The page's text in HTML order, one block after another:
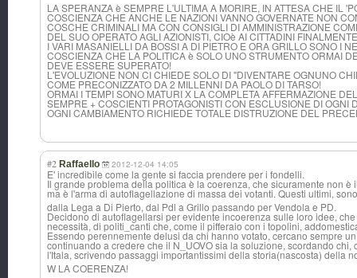
LA SPERANZA è SEMPRE L'ULTIMA A MORIRE, IN ATTESA CHE IL
COSCIENZA CHE ANCHE LE NAZIONI VANNO GOVERNATE NON
COSCHE CRIMINALI MA CON CONSIGLI DI AMMINISTRAZIONE
DEL SUO OPERATO AGLI AZIONISTI, CIOè AI CITTADINI
I VARI MASANIELLI DA BOSSI A DI PIETRO E ORA GRILLO SONO I
COSCIENZA CHE LA POLITICA è SOLO UNO STRUMENTO ORMAI
DEVE ESSERE SUPERATO!
L'EVOLUZIONE NON CI CHIEDE SOLO DI "DIVENTARE OGNUNO
COME PRECONIZZATO DA 2 MILLENNI DA PAOLO DI TARSO!
ORMAI I TEMPI SONO MATURI X LA COMPLETA AFFERMAZIONE
SEMPRE + COSCIENTI PROTAGONISTI CON ESCLUSIONE DI OGNI
OGNI CAMBIAMENTO RICHIEDE TOTALE DISTRUZIONE DEL
#2 Raffaello 2012-12-04 14:05
E' incredibile come la gente si faccia prendere per i fondelli.
Il grande problema della politica è la coerenza, che sicuramente non
ma è l'arma di autoflagellazione di massa dei votanti. Questi ultimi,
dalla Lega a Di Pierto, dal Pdl a Grillo passando per Vendola e PD.
Decidono di autoflagellarsi per evidente incoerenza sulle loro idee,
necessità, di politi_canti che, come il pifferaio con i topolini,
Essendo perennemente delusi da chi hanno votato, cercano sempre
continuando a credere che il N_UOVO sia la soluzione, scordando
l'Itala, scrivendo passaggi importantissimi della storia(nascosta) della
W LA COERENZA!